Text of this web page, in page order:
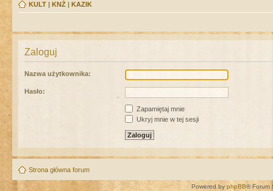
KULT | KNŻ | KAZIK
Zaloguj
Nazwa użytkownika:
Hasło:
Zapamiętaj mnie
Ukryj mnie w tej sesji
Strona główna forum
Powered by phpBB® Forum